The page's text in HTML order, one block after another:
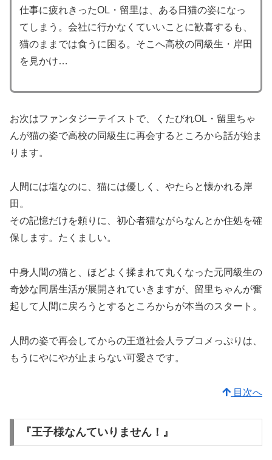
仕事に疲れきったOL・留里は、ある日猫の姿になっ
てしまう。会社に行かなくていいことに歓喜するも、
猫のままでは食うに困る。そこへ高校の同級生・岸田
を見かけ…
お次はファンタジーテイストで、くたびれOL・留里ちゃ
んが猫の姿で高校の同級生に再会するところから話が始ま
ります。
人間には塩なのに、猫には優しく、やたらと懐かれる岸
田。
その記憶だけを頼りに、初心者猫ながらなんとか住処を確
保します。たくましい。
中身人間の猫と、ほどよく揉まれて丸くなった元同級生の
奇妙な同居生活が展開されていきますが、留里ちゃんが奮
起して人間に戻ろうとするところからが本当のスタート。
人間の姿で再会してからの王道社会人ラブコメっぷりは、
もうにやにやが止まらない可愛さです。
目次へ
『王子様なんていりません！』